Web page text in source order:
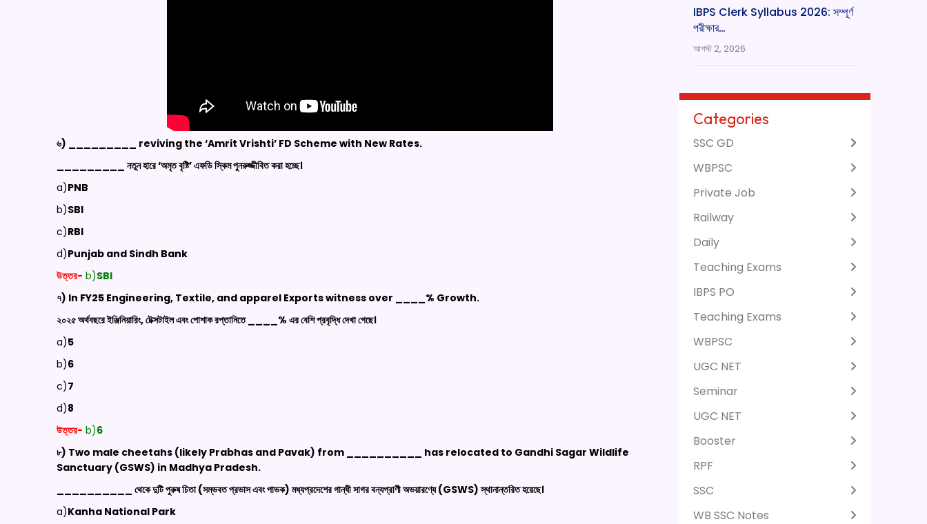
৬) _________ reviving the ‘Amrit Vrishti’ FD Scheme with New Rates.
_________ নতুন হারে ‘অমৃত বৃষ্টি’ এফডি স্কিম পুনরুজ্জীবিত করা হচ্ছে।
a)PNB
b)SBI
c)RBI
d)Punjab and Sindh Bank
উত্তর- b)SBI
৭) In FY25 Engineering, Textile, and apparel Exports witness over ____% Growth.
২০২৫ অর্থবছরে ইঞ্জিনিয়ারিং, টেক্সটাইল এবং পোশাক রপ্তানিতে ____% এর বেশি প্রবৃদ্ধি দেখা গেছে।
a)5
b)6
c)7
d)8
উত্তর- b)6
৮) Two male cheetahs (likely Prabhas and Pavak) from __________ has relocated to Gandhi Sagar Wildlife
Sanctuary (GSWS) in Madhya Pradesh.
__________ থেকে দুটি পুরুষ চিতা (সম্ভবত প্রভাস এবং পাভক) মধ্যপ্রদেশের গান্ধী সাগর বন্যপ্রাণী অভয়ারণ্যে (GSWS)স্থানান্তরিত হয়েছে।
a)Kanha National Park
IBPS Clerk Syllabus 2026: সম্পূর্ণ
পরীক্ষার…
আগস্ট 2, 2026
Categories
SSC GD
WBPSC
Private Job
Railway
Daily
Teaching Exams
IBPS PO
Teaching Exams
WBPSC
UGC NET
Seminar
UGC NET
Booster
RPF
SSC
WB SSC Notes